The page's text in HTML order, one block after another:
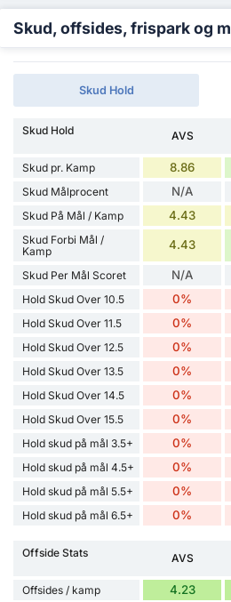
Skud, offsides, frispark og
Skud Hold
Skud Hold AVS
Skud pr. Kamp 8.86
Skud Målprocent N/A
Skud På Mål / Kamp 4.43
Skud Forbi Mål /
Kamp
4.43
Skud Per Mål Scoret N/A
Hold Skud Over 10.5 0%
Hold Skud Over 11.5 0%
Hold Skud Over 12.5 0%
Hold Skud Over 13.5 0%
Hold Skud Over 14.5 0%
Hold Skud Over 15.5 0%
Hold skud på mål 3.5+ 0%
Hold skud på mål 4.5+ 0%
Hold skud på mål 5.5+ 0%
Hold skud på mål 6.5+ 0%
Offside Stats AVS
Offsides / kamp 4.23